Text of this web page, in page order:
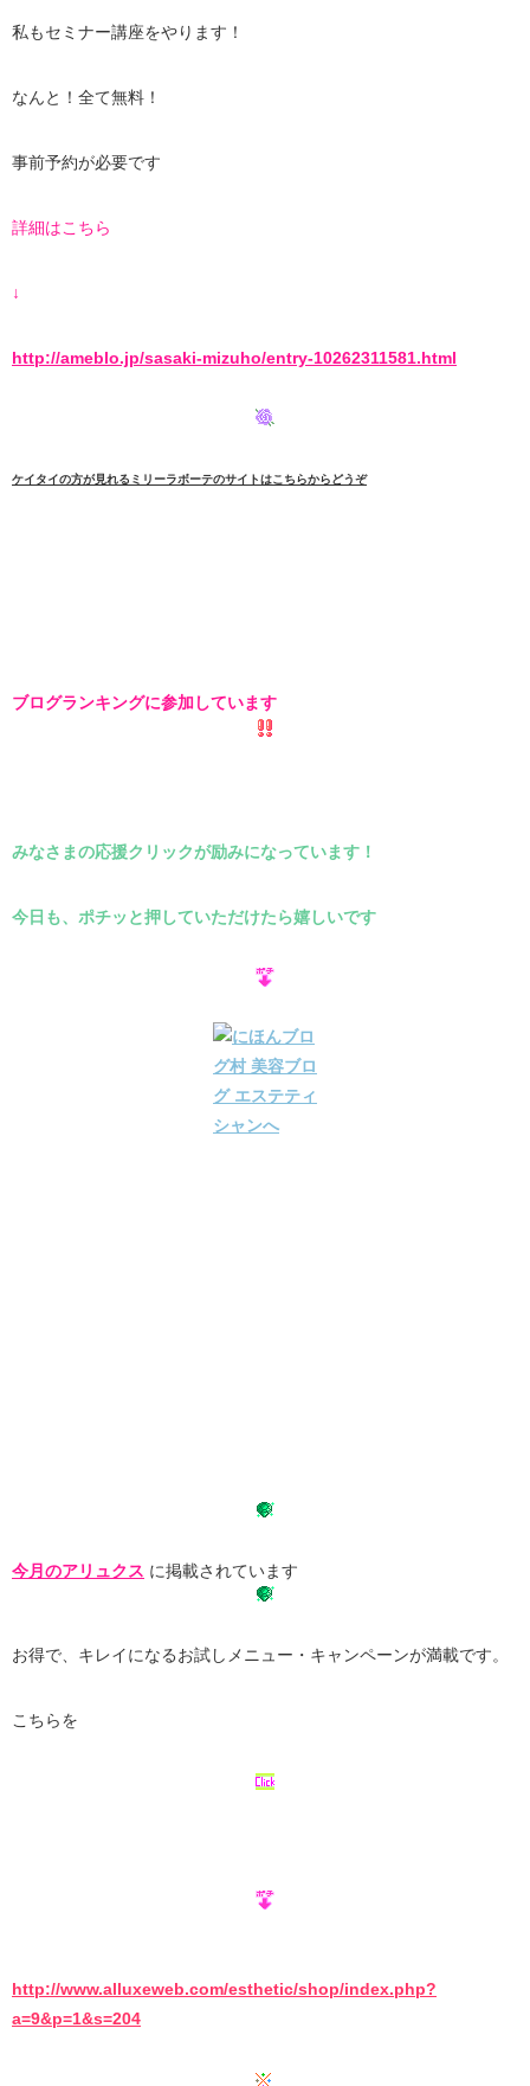
私もセミナー講座をやります！
なんと！全て無料！
事前予約が必要です
詳細はこちら
↓
http://ameblo.jp/sasaki-mizuho/entry-10262311581.html
ケイタイの方が見れるミリーラボーテのサイトはこちらからどうぞ
ブログランキングに参加しています
みなさまの応援クリックが励みになっています！
今日も、ポチッと押していただけたら嬉しいです
今月のアリュクス に掲載されています
お得で、キレイになるお試しメニュー・キャンペーンが満載です。
こちらを
http://www.alluxeweb.com/esthetic/shop/index.php?
a=9&p=1&s=204